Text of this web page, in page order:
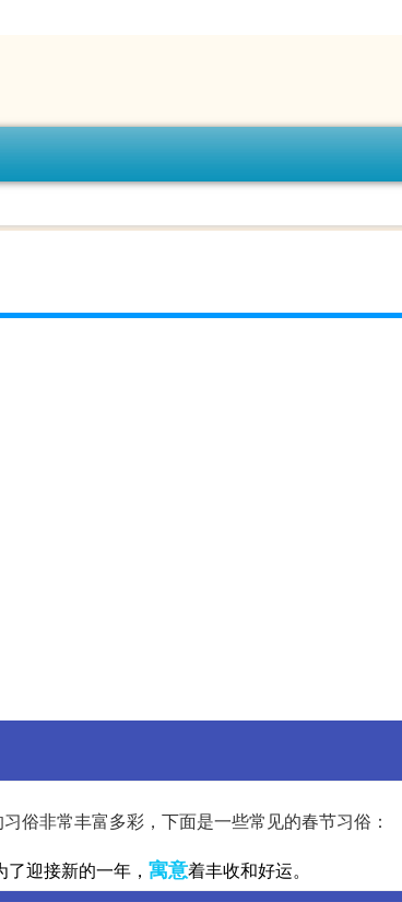
俗非常丰富多彩，下面是一些常见的春节习俗：
迎接新的一年， 寓意着丰收和好运。